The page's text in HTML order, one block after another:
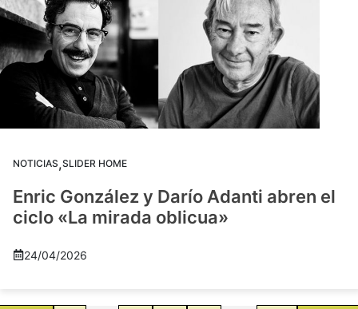
NOTICIAS,SLIDER HOME
Enric González y Darío Adanti abren el
ciclo «La mirada oblicua»
24/04/2026